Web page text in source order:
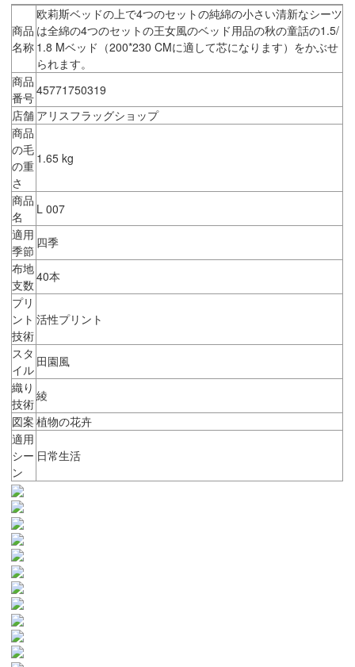
商品
名称
欧莉斯ベッドの上で4つのセットの純綿の小さい清新なシーツ
は全綿の4つのセットの王女風のベッド用品の秋の童話の1.5/
1.8 Mベッド（200*230 CMに適して芯になります）をかぶせ
られます。
商品
番号45771750319
店舗 アリスフラッグショップ
商品
の毛
の重
さ
1.65 kg
商品
名
L 007
適用
季節
四季
布地
支数
40本
プリ
ント
技術
活性プリント
スタ
イル
田園風
織り
技術
綾
図案 植物の花卉
適用
シー
ン
日常生活